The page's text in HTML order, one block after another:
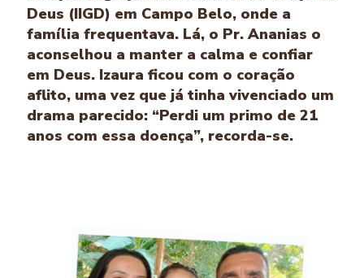
Deus (IIGD) em Campo Belo, onde a
família frequentava. Lá, o Pr. Ananias o
aconselhou a manter a calma e confiar
em Deus. Izaura ficou com o coração
aflito, uma vez que já tinha vivenciado um
drama parecido: “Perdi um primo de 21
anos com essa doença”, recorda-se.